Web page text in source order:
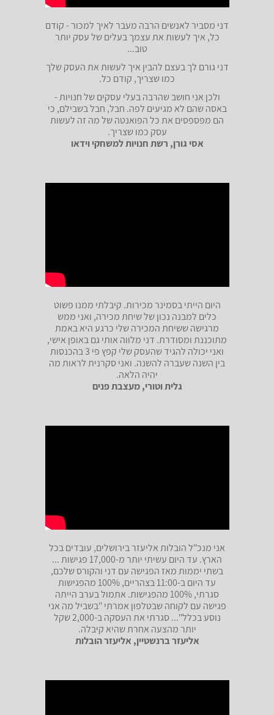
דני מסביר לאנשים הרבה מעבר לאיך למכור - קודם
כל, איך לעשות את עצמך בעלים של עסק יותר
טוב...
דני גורם לך בעצם להבין איך לעשות את העסק שלך
כמו שצריך, קודם כל.
ולכן אני חושב שהרבה בעלי עסקים של חנויות -
באסה שהם לא מגיעים לפה. חבל, חבל בשבילם, כי
הם מפספסים את כל הפואנטה של מה זה לעשות
עסק כמו שצריך.
אסי גורן, רשת חנויות למשחקי וידאו
היום הייתי בסמינר מכירות. קיבלתי ממנו פשוט
כלים למבנה נכון של שיחת מכירה, ואני ממש
מרגישה ששיחת המכירה שלי כרגע היא באמת
מתוכננת ומסודרת. דני מלווה אותי גם באופן אישי,
ואני יכולה להגיד שהעסק שלי קפץ פי 3 בהכנסות
בין השנה שעברה להשנה. ואני סקרנית לראות מה
יהיה הלאה.
גלית וטורי, מעצבת פנים
אני מנכʺל הובלות אליעזר בירושלים, עובדים בכל
הארץ. עד היום עשיתי יותר מ-17,000 פגישות ...
בשתי יממות מאז הפגישה עם דני והקורס שלכם,
עד היום ב-11:00 בצהריים, 100% מהפגישות
סגרתי, 100% מהפגישות. אתמול בערב הייתה
פגישה עם לקוחה שבטלפון אמרתי ʺבשביל מה אני
נוסע בכללʺ... סגרתי את העסקה ב-2,000 שקל
יותר מהצעה אחרת שהיא קיבלה.
אליעזר ברנשטיין, אליעזר הובלות